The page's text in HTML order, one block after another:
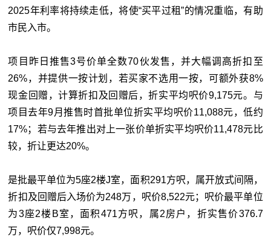
2025年利率将持续走低，将使“买平过租”的情况重临，有助
市民入市。
项目昨日推售3号价单全数70伙发售，并大幅调高折扣至
26%，并提供一按计划，若买家不选用一按，可额外获8%
现金回赠，计算折扣及回赠后，折实平均呎价9,175元。与
项目去年9月推售时首批单位折实平均呎价11,088元，低约
17%；若与去年推出对上一张价单折实平均呎价11,478元比
较，折让更达20%。
是批最平单位为5座2楼J室，面积291方呎，属开放式间隔，
折扣及回赠后入场价为248万，呎价8,522元；呎价最平单位
为3座2楼B室，面积471方呎，属2房户，折实售价376.7
万，呎价仅7,998元。